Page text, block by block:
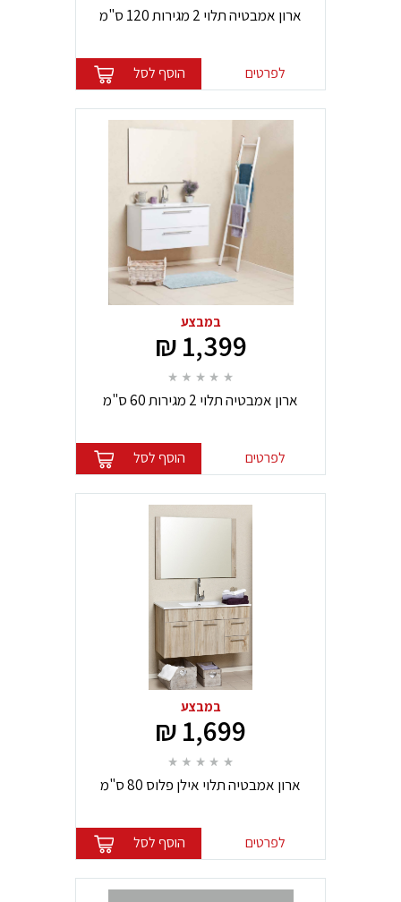
ארון אמבטיה תלוי 2 מגירות 120 ס"מ
לפרטים הוסף לסל
במבצע
1,399 ₪
ארון אמבטיה תלוי 2 מגירות 60 ס"מ
לפרטים הוסף לסל
במבצע
1,699 ₪
ארון אמבטיה תלוי אילן פלוס 80 ס"מ
לפרטים הוסף לסל